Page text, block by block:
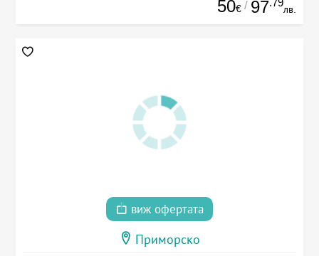
50€ / 97.79
лв.
виж офертата
Приморско